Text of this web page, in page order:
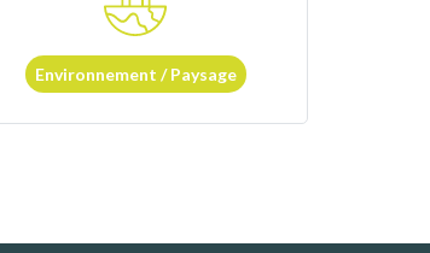
Environnement / Paysage